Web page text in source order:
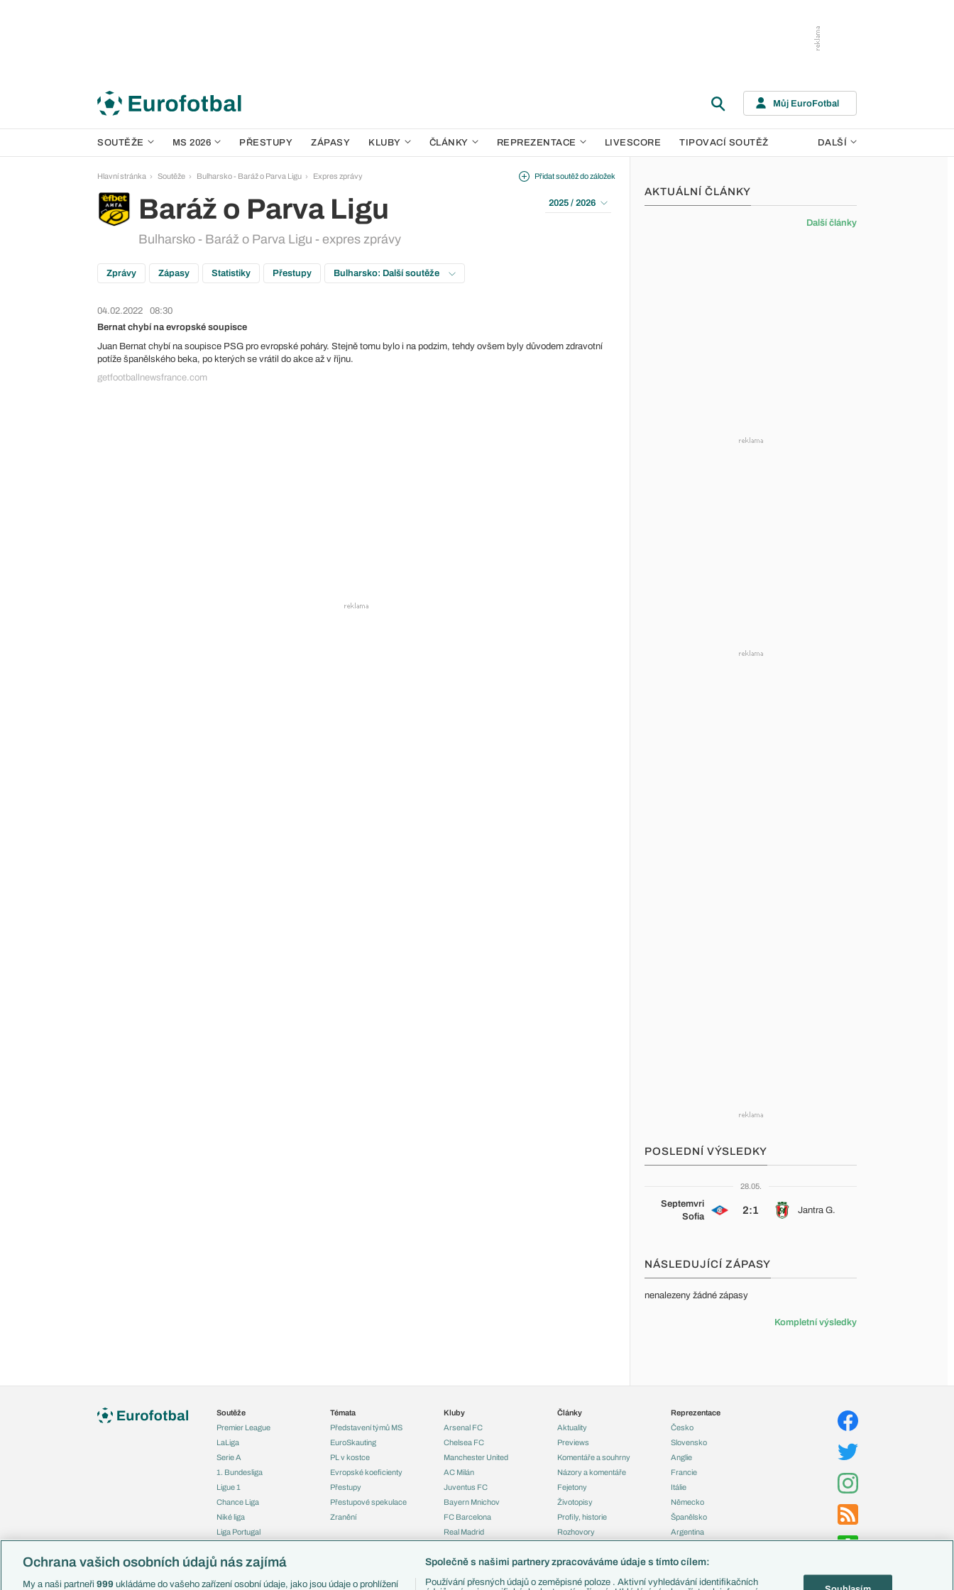
Můj EuroFotbal
SOUTĚŽE MS 2026 PŘESTUPY ZÁPASY KLUBY ČLÁNKY REPREZENTACE LIVESCORE TIPOVACÍ SOUTĚŽ DALŠÍ
Hlavní stránka Soutěže Bulharsko - Baráž o Parva Ligu Expres zprávy
Baráž o Parva Ligu
Bulharsko - Baráž o Parva Ligu - expres zprávy
Přidat soutěž do záložek
2025 / 2026
Zprávy Zápasy Statistiky Přestupy Bulharsko: Další soutěže
04.02.2022
08:30
Bernat chybí na evropské soupisce
Juan Bernat chybí na soupisce PSG pro evropské poháry. Stejně tomu bylo i na podzim, tehdy ovšem byly důvodem zdravotní
potíže španělského beka, po kterých se vrátil do akce až v říjnu.
getfootballnewsfrance.com
AKTUÁLNÍ ČLÁNKY
Další články
POSLEDNÍ VÝSLEDKY
28.05.
Septemvri
Sofia
2:1 Jantra G.
NÁSLEDUJÍCÍ ZÁPASY
nenalezeny žádné zápasy
Kompletní výsledky
Soutěže
Premier League
LaLiga
Serie A
1. Bundesliga
Ligue 1
Chance Liga
Niké liga
Liga Portugal
Liga mistrů
Témata
Představení týmů MS
EuroSkauting
PL v kostce
Evropské koeficienty
Přestupy
Přestupové spekulace
Zranění
Kluby
Arsenal FC
Chelsea FC
Manchester United
AC Milán
Juventus FC
Bayern Mnichov
FC Barcelona
Real Madrid
Články
Aktuality
Previews
Komentáře a souhrny
Názory a komentáře
Fejetony
Životopisy
Profily, historie
Rozhovory
Reprezentace
Česko
Slovensko
Anglie
Francie
Itálie
Německo
Španělsko
Argentina
Ochrana vašich osobních údajů nás zajímá
My a naši partneři 999 ukládáme do vašeho zařízení osobní údaje, jako jsou údaje o prohlížení
Společně s našimi partnery zpracováváme údaje s tímto cílem:
Používání přesných údajů o zeměpisné poloze . Aktivní vyhledávání identifikačních